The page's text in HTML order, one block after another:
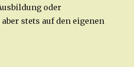
oder
stets auf den eigenen